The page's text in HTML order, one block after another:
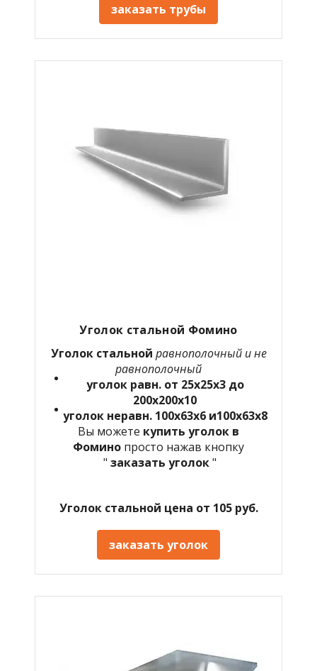
заказать трубы
Уголок стальной Фомино
Уголок стальной равнополочный и не
равнополочный
уголок равн. от 25х25х3 до
200х200х10
уголок неравн. 100х63х6 и100х63х8
Вы можете купить уголок в
Фомино просто нажав кнопку
" заказать уголок"
Уголок стальной цена от 105 руб.
заказать уголок